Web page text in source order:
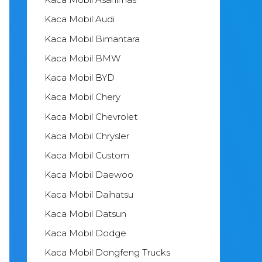
Kaca Mobil Audi
Kaca Mobil Bimantara
Kaca Mobil BMW
Kaca Mobil BYD
Kaca Mobil Chery
Kaca Mobil Chevrolet
Kaca Mobil Chrysler
Kaca Mobil Custom
Kaca Mobil Daewoo
Kaca Mobil Daihatsu
Kaca Mobil Datsun
Kaca Mobil Dodge
Kaca Mobil Dongfeng Trucks